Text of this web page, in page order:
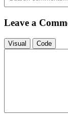
Leave a
Visual Code